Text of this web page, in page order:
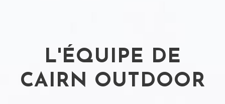
L'ÉQUIPE DE
CAIRN OUTDOOR